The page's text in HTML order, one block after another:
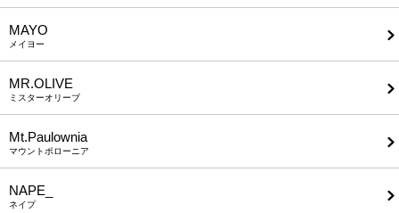
MAYO
メイヨー
MR.OLIVE
ミスターオリーブ
Mt.Paulownia
マウントポローニア
NAPE_
ネイプ